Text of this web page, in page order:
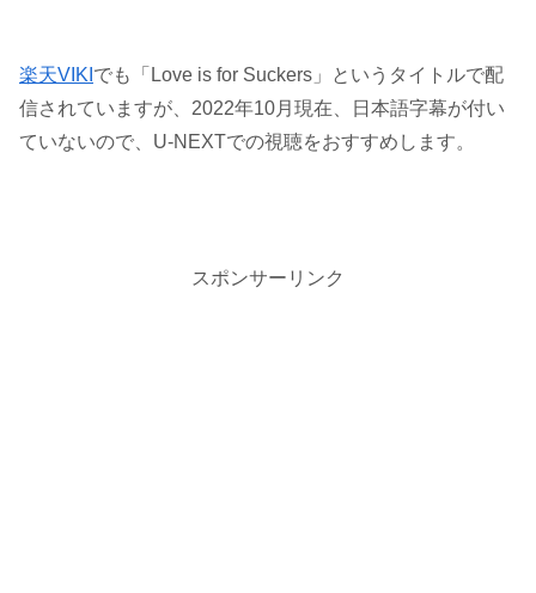
楽天VIKI でも「Love is for Suckers」というタイトルで配
信されていますが、2022年10月現在、日本語字幕が付い
ていないので、U-NEXTでの視聴をおすすめします。
スポンサーリンク